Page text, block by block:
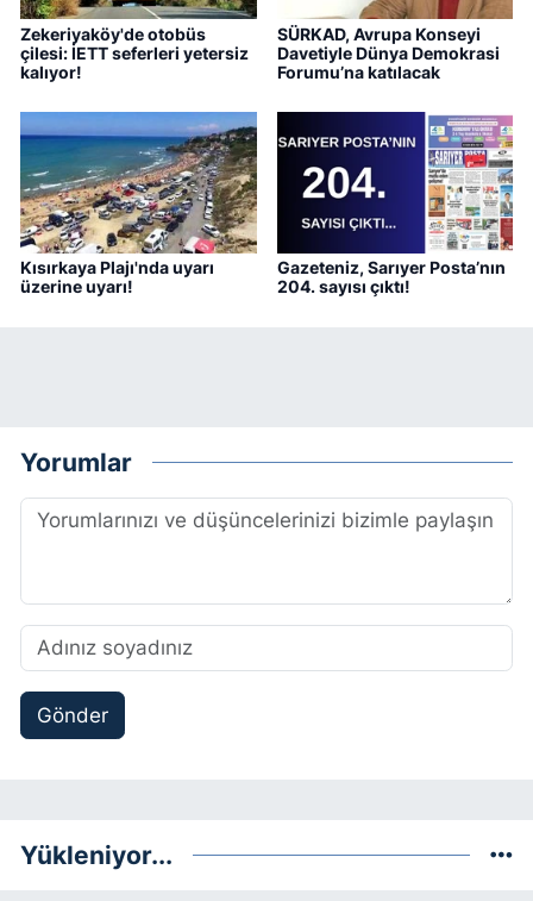
Zekeriyaköy'de otobüs
çilesi: İETT seferleri yetersiz
kalıyor!
SÜRKAD, Avrupa Konseyi
Davetiyle Dünya Demokrasi
Forumu’na katılacak
Kısırkaya Plajı'nda uyarı
üzerine uyarı!
Gazeteniz, Sarıyer Posta’nın
204. sayısı çıktı!
Yorumlar
Gönder
Yükleniyor...